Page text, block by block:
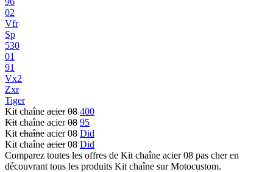
02
Vfr
Sp
530
01
91
Vx2
Zxr
Tiger
Kit chaîne acier 08 400
Kit chaîne acier08 95
Kit chaîne acier 08 Did
Kit chaîne acier08 Did
Comparez toutes les offres de Kit chaîne acier 08 pas cher en
découvrant tous les produits Kit chaîne sur Motocustom.